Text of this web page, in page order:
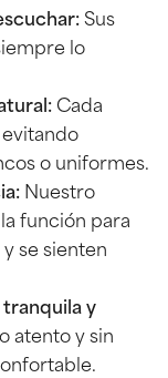
Sus
lo
Cada
o uniformes.
Nuestro
función para
se sienten
y
atento y sin